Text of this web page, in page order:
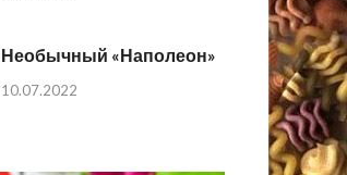
Необычный «Наполеон»
10.07.2022